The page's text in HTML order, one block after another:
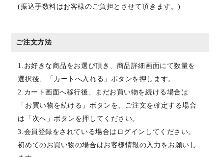
(振込手数料はお客様のご負担とさせて頂きます。)
ご注文方法
1.お好きな商品をお選び頂き、商品詳細画面にて数量を
選択後、「カートへ入れる」ボタンを押します。
2.カート画面へ移行後、まだお買い物を続ける場合は
「お買い物を続ける」ボタンを、ご注文を確定する場合
は「次へ」ボタンを押してください。
3.会員登録をされている場合はログインしてください。
初めてのお買い物の場合はお客様情報の入力をお願いし